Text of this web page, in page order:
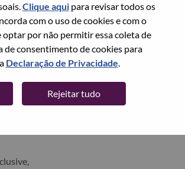
Clique aquipara revisar todos os
com o uso de cookies e com o
por não permitir essa coleta de
consentimento de cookies para
Declaração de Privacidade.
Rejeitar tudo
Global
deliver
with a full-
Solution Architect East Coast
Veja todos